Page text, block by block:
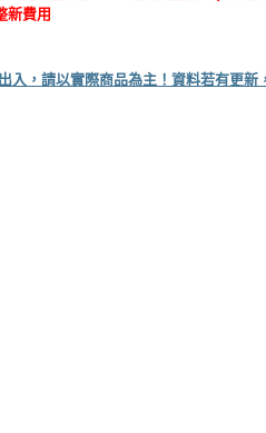
新費用
入，請以實際商品為主！資料若有更新